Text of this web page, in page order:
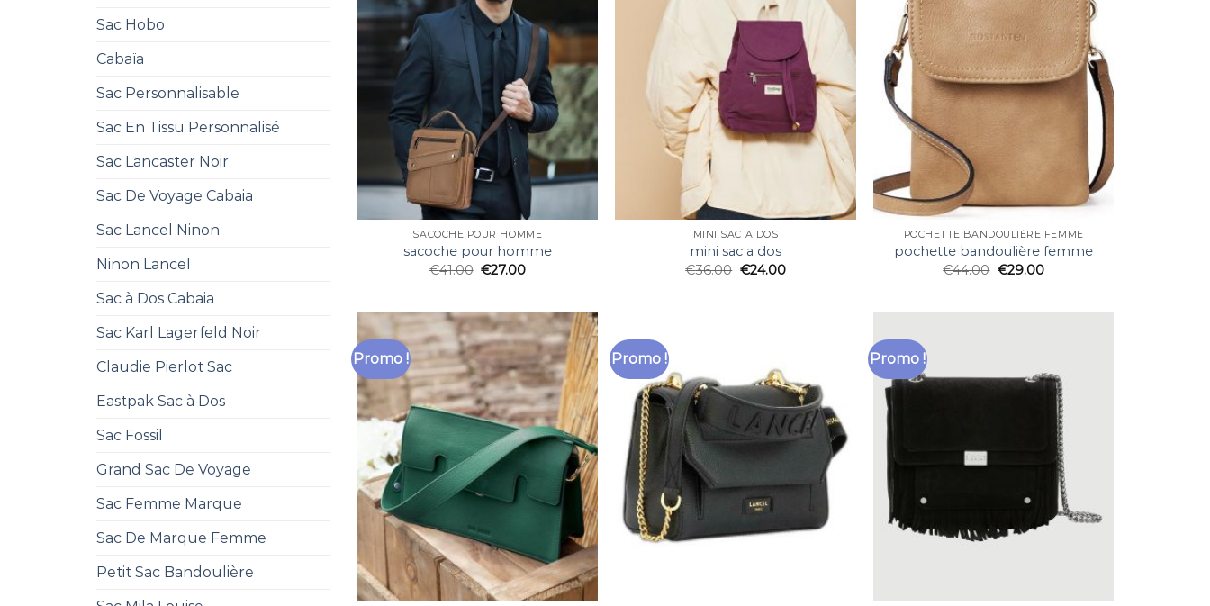
Sac Hobo
Cabaïa
Sac Personnalisable
Sac En Tissu Personnalisé
Sac Lancaster Noir
Sac De Voyage Cabaia
Sac Lancel Ninon
Ninon Lancel
Sac à Dos Cabaia
Sac Karl Lagerfeld Noir
Claudie Pierlot Sac
Eastpak Sac à Dos
Sac Fossil
Grand Sac De Voyage
Sac Femme Marque
Sac De Marque Femme
Petit Sac Bandoulière
SACOCHE POUR HOMME
sacoche pour homme
€41.00 €27.00
MINI SAC A DOS
mini sac a dos
€36.00 €24.00
POCHETTE BANDOULIÈRE FEMME
pochette bandoulière femme
€44.00 €29.00
Promo ! Promo ! Promo !